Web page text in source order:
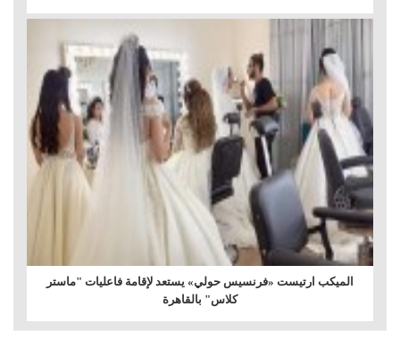
الميكب ارتيست «فرنسيس حولي» يستعد لإقامة فاعليات "ماستر
كلاس" بالقاهرة